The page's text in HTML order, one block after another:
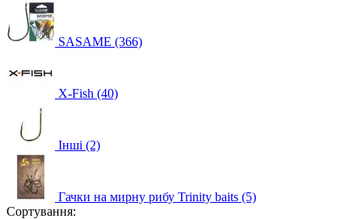
SASAME (366)
X-Fish (40)
Іншi (2)
Гачки на мирну рибу Trinity baits (5)
Сортування: